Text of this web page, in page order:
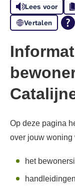
Lees voor
Vertalen
Informatie voor
Op deze pagina
over jouw woning
het